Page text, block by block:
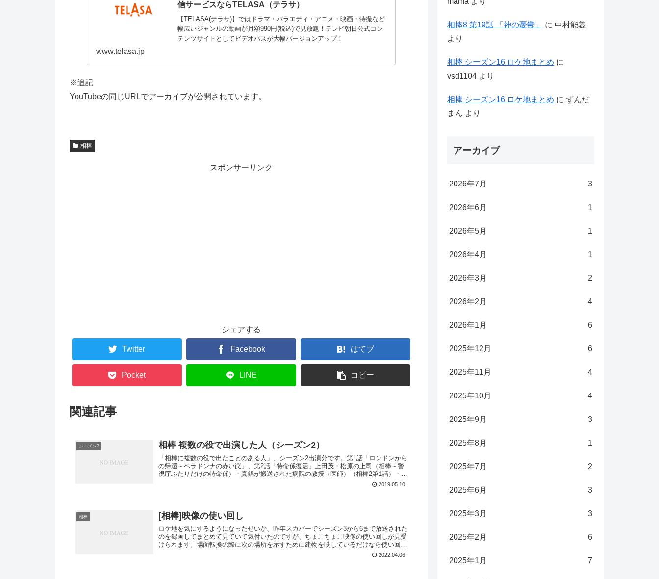
信サービスならTELASA（テラサ）
【TELASA(テラサ)】ではドラマ・バラエティ・アニメ・映画・特撮など
幅広いジャンルの動画が月額990円(税込)で見放題！テレビ朝日公式コン
テンツサイトとしてビデオパスが大幅バージョンアップ！
www.telasa.jp
※追記
YouTubeの同じURLでアーカイブが公開されています。
相棒
スポンサーリンク
シェアする
Twitter Facebook はてブ
Pocket LINE コピー
関連記事
シーズン2 相棒 複数の役で出演した人（シーズン2）
「相棒に複数の役で出たことのある人」、シーズン2出演分です。第1話「ロンドンから
の帰還～ベラドンナの赤い罠」、第2話「特命係復活」上田茂・松原の上司（相棒～警
視庁ふたりだけの特命係）・真鍋が搬送された病院の教授（医師）（相棒2第1話）・細
2019.05.10
相棒 [相棒]映像の使い回し
ロケ地を気にするようになったせいか、昨年スカパーでシーズン3から6まで放送された
のを録画してまとめて見ていて気付いたのですが、ちょこちょこ映像の使い回しが見受
けられます。場面転換の際に次の場所を示すために建物を映しているだけなら使い回し
2022.04.06
相棒8 第19話 「神の憂鬱」 に 中村能義
より
相棒 シーズン16 ロケ地まとめ に
vsd1104 より
相棒 シーズン16 ロケ地まとめ に ずんだ
まん より
アーカイブ
2026年7月 3
2026年6月 1
2026年5月 1
2026年4月 1
2026年3月 2
2026年2月 4
2026年1月 6
2025年12月 6
2025年11月 4
2025年10月 4
2025年9月 3
2025年8月 1
2025年7月 2
2025年6月 3
2025年3月 3
2025年2月 6
2025年1月 7